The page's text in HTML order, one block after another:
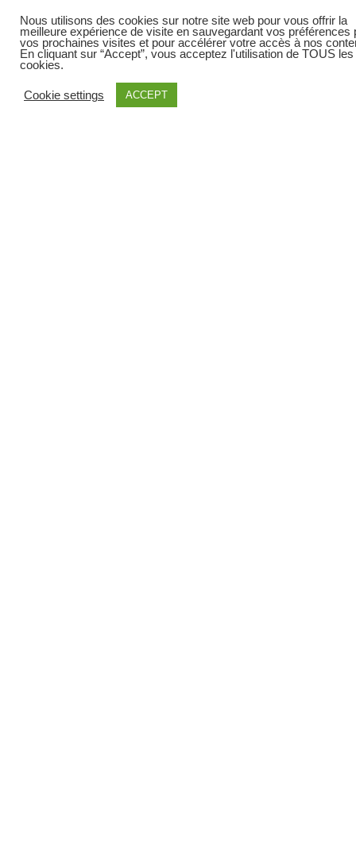
biosourcés.
#accessibilité
L’Expérience Visiteur propose délibé¬rément un
parcours libre, sensible et intuitif mais toujours
dans une démarche inclusive et collaborative,
Nous utilisons des cookies sur notre site web pour vous offrir la
meilleure expérience de visite en sauvegardant vos préférences
vos prochaines visites et pour accélérer votre accès à nos
En cliquant sur “Accept”, vous acceptez l'utilisation de TOUS les
cookies.
Cookie settings ACCEPT